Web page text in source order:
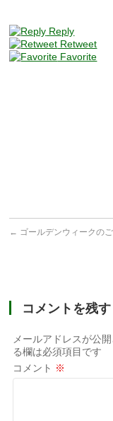
Reply
Retweet
Favorite
← ゴールデンウィークの
コメントを残す
メールアドレスが公
る欄は必須項目です
コメント ※